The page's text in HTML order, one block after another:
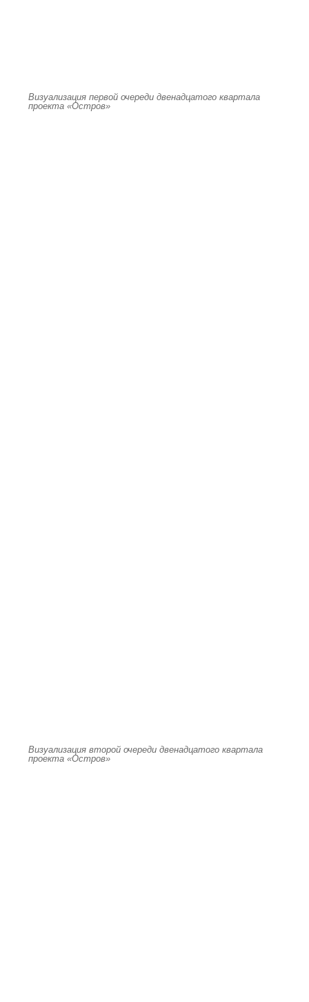
Визуализация первой очереди двенадцатого квартала
проекта «Остров»
Визуализация второй очереди двенадцатого квартала
проекта «Остров»